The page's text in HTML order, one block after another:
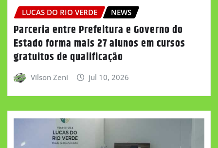
LUCAS DO RIO VERDE NEWS
Parceria entre Prefeitura e Governo do
Estado forma mais 27 alunos em cursos
gratuitos de qualificação
Vilson Zeni jul 10, 2026